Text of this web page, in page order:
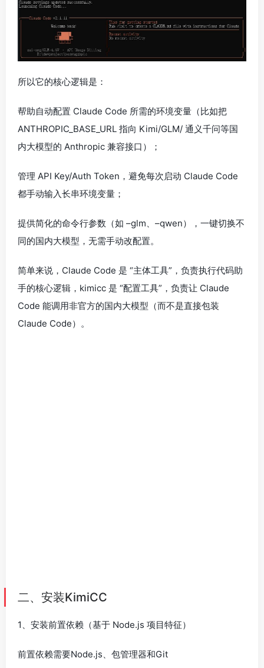
所以它的核心逻辑是：
帮助自动配置 Claude Code 所需的环境变量（比如把
ANTHROPIC_BASE_URL 指向 Kimi/GLM/ 通义千问等国
内大模型的 Anthropic 兼容接口）；
管理 API Key/Auth Token，避免每次启动 Claude Code
都手动输入长串环境变量；
提供简化的命令行参数（如 –glm、–qwen），一键切换不
同的国内大模型，无需手动改配置。
简单来说，Claude Code 是 “主体工具”，负责执行代码助
手的核心逻辑，kimicc 是 “配置工具”，负责让 Claude
Code 能调用非官方的国内大模型（而不是直接包装
Claude Code）。
二、安装KimiCC
1、安装前置依赖（基于 Node.js 项目特征）
前置依赖需要Node.js、包管理器和Git